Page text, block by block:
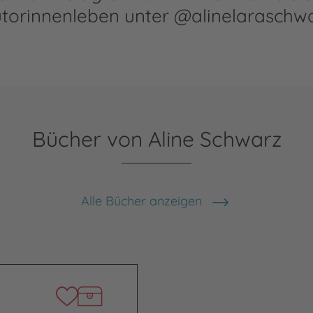
unter
Bücher von Aline Schwarz
Alle Bücher anzeigen